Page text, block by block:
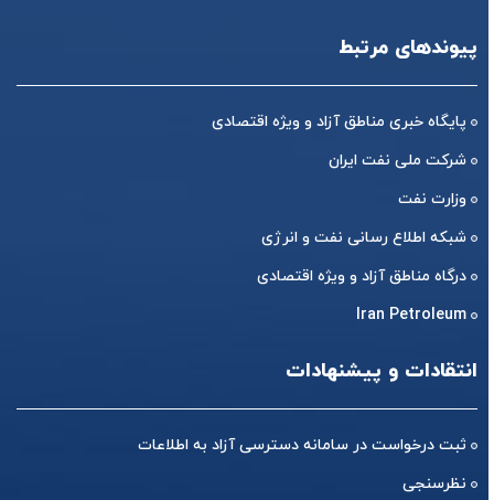
پیوندهای مرتبط
پایگاه خبری مناطق آزاد و ویژه اقتصادی
شرکت ملی نفت ایران
وزارت نفت
شبکه اطلاع رسانی نفت و انرژی
درگاه مناطق آزاد و ویژه اقتصادی
Iran Petroleum
انتقادات و پیشنهادات
ثبت درخواست در سامانه دسترسی آزاد به اطلاعات
نظرسنجی